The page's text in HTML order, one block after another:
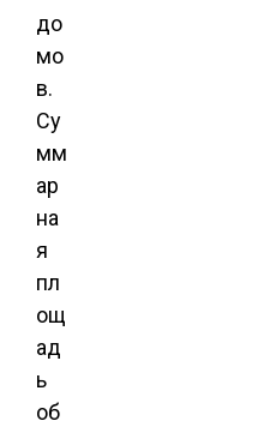
до
мо
в.
Су
мм
ар
на
я
пл
ощ
ад
ь
об